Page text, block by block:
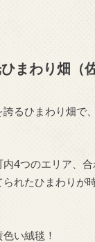
まわり畑（
るひまわり畑で
4つのエリア、
れたひまわりが
い絨毯！